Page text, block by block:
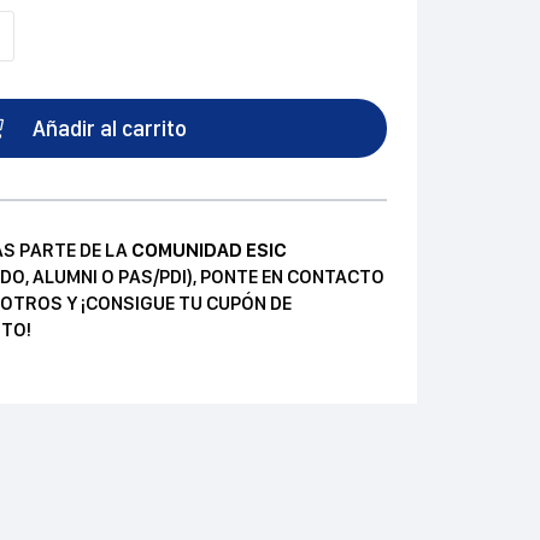
Añadir al carrito
PARTE DE LA COMUNIDAD ESIC
ALUMNI O PAS/PDI), PONTE EN CONTACTO
Y ¡CONSIGUE TU CUPÓN DE